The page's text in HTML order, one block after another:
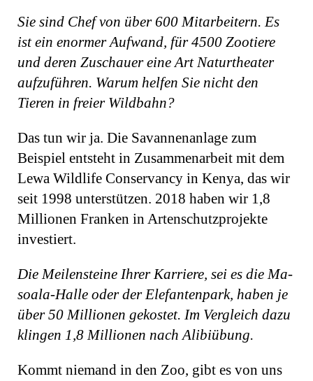
Sie sind Chef von über 600 Mitarbeitern. Es
ist ein enormer Aufwand, für 4500 Zootiere
und deren Zuschauer eine Art Naturtheater
aufzuführen. Warum helfen Sie nicht den
Tieren in freier Wildbahn?
Das tun wir ja. Die Savannenanlage zum
Beispiel entsteht in Zusammenarbeit mit dem
Lewa Wildlife Conservancy in Kenya, das wir
seit 1998 unterstützen. 2018 haben wir 1,8
Millionen Franken in Artenschutz­projekte
investiert.
Die Meilensteine Ihrer Karriere, sei es die Ma­
soala-Halle oder der Elefantenpark, haben je
über 50 Millionen gekostet. Im Vergleich dazu
klingen 1,8 Millionen nach Alibiübung.
Kommt niemand in den Zoo, gibt es von uns